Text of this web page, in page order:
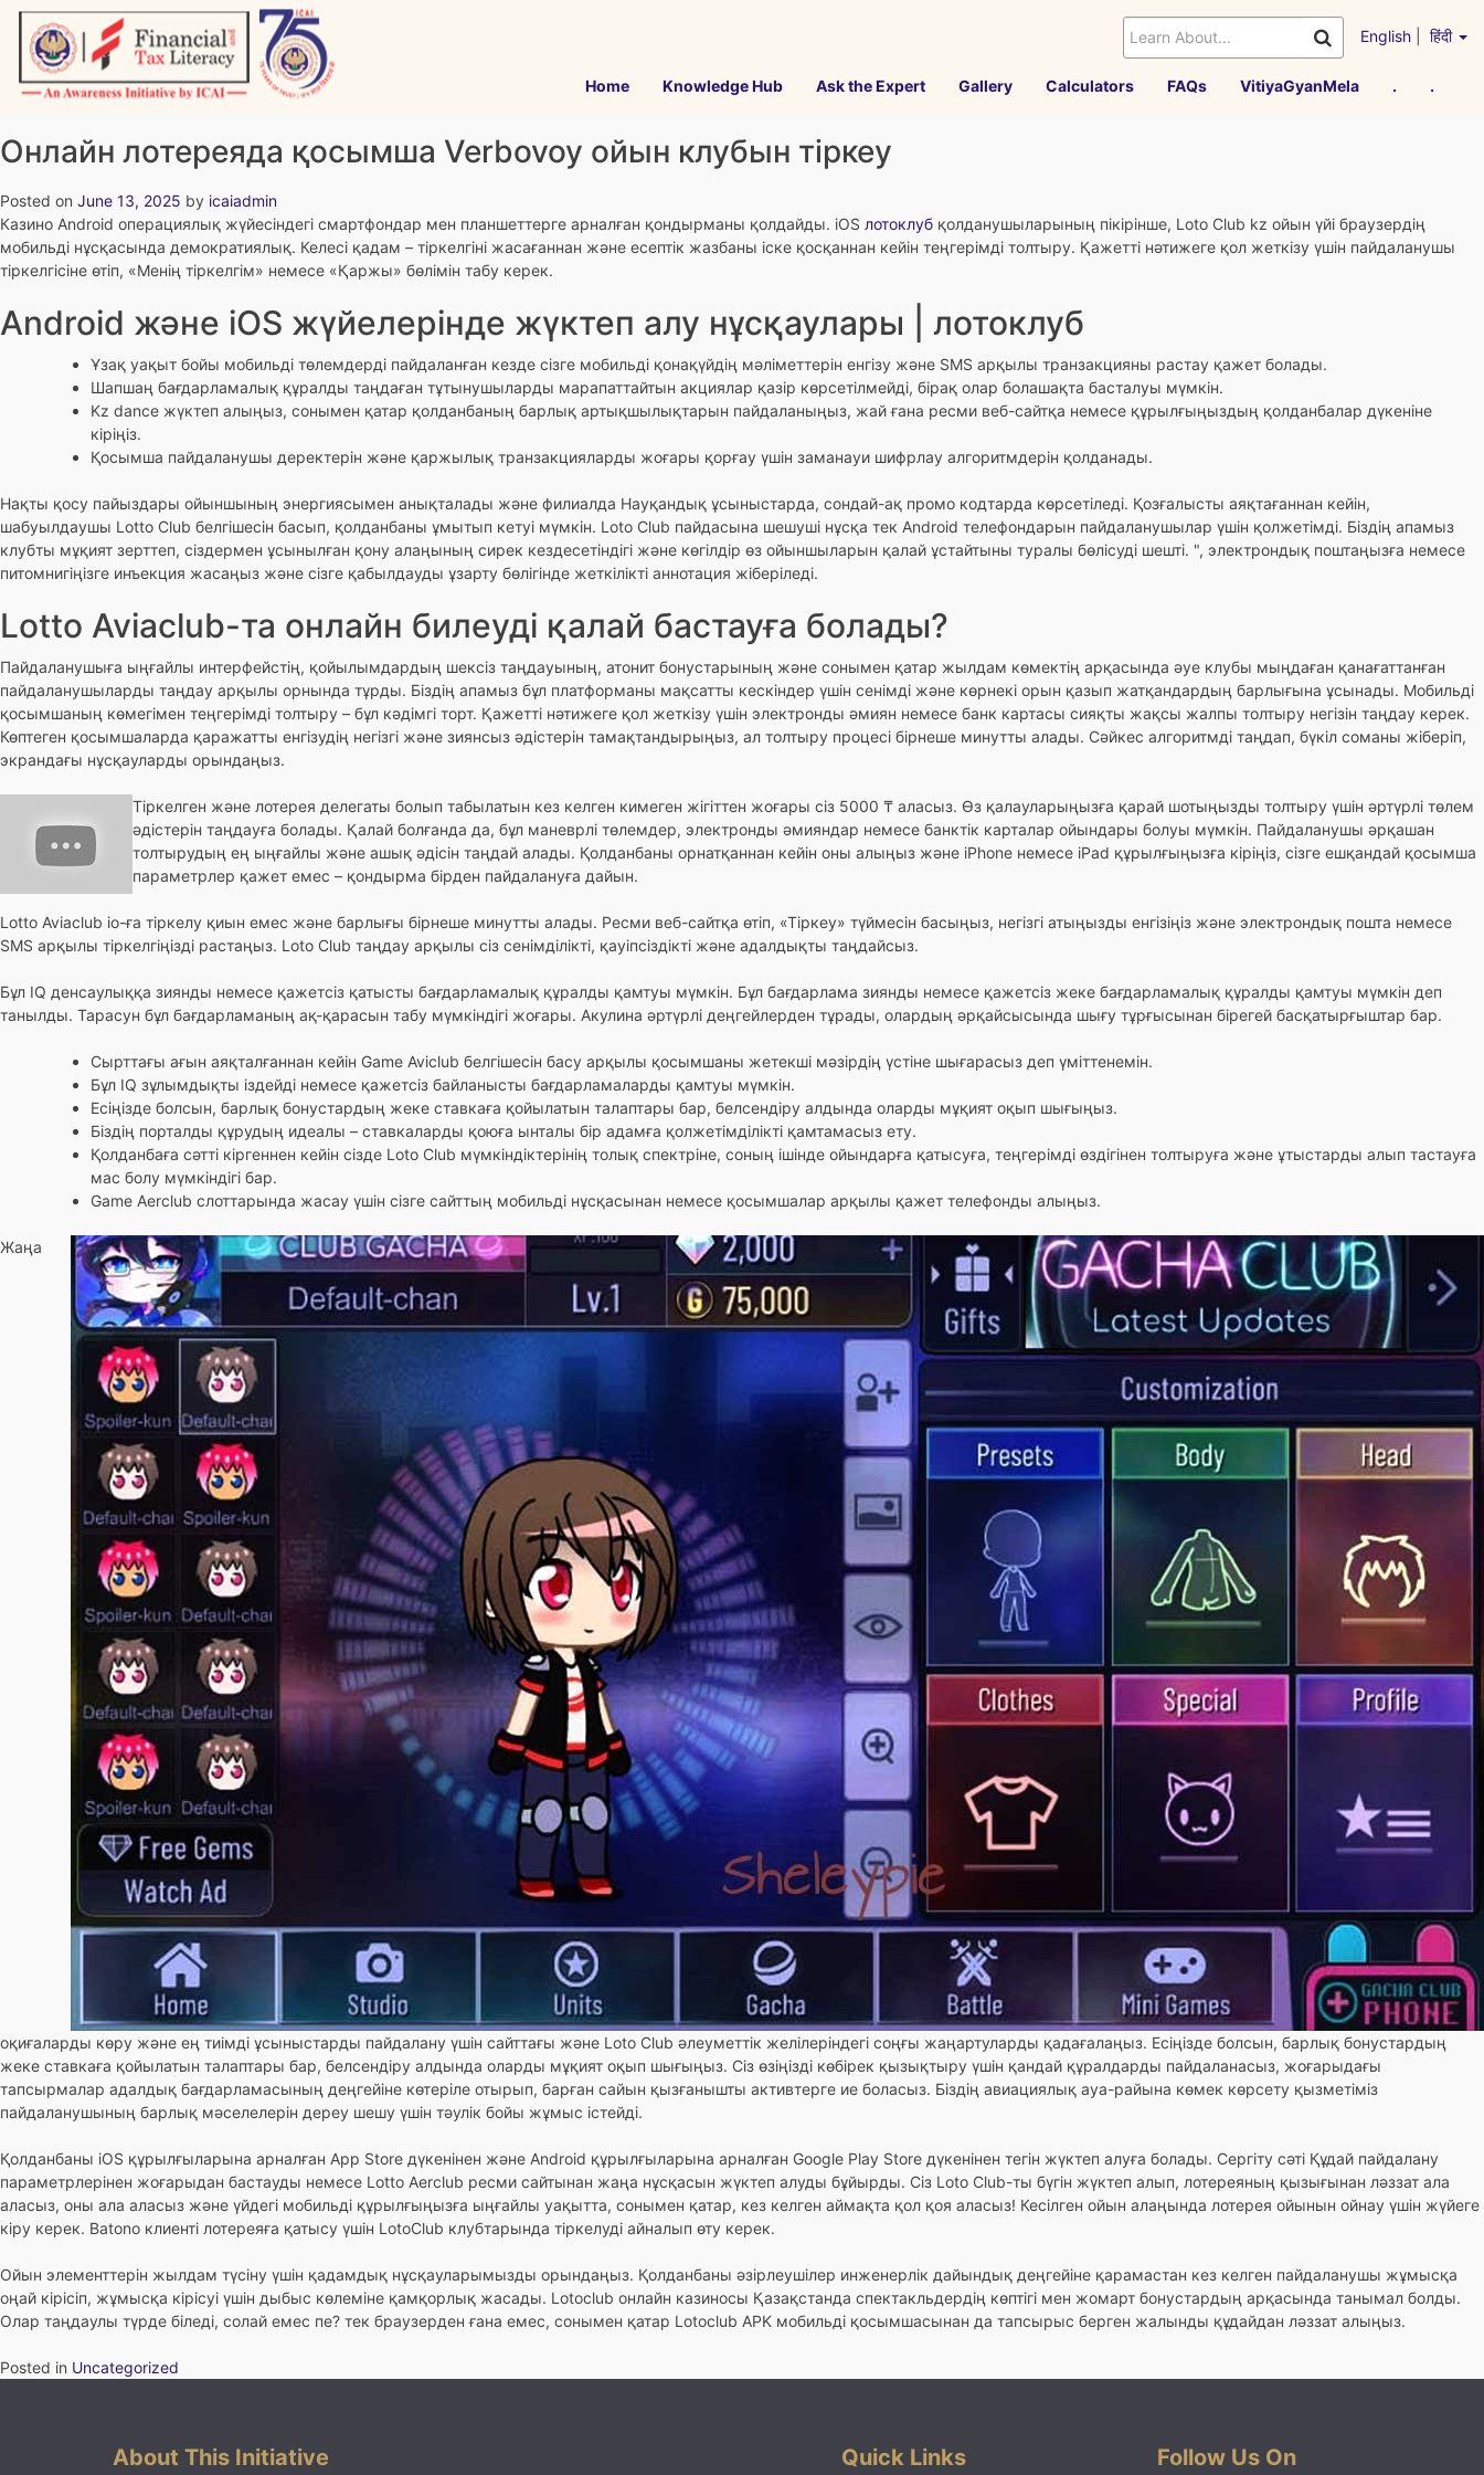
Skip
content
English हिंदी
Home Knowledge Hub Ask the Expert Gallery Calculators FAQs VitiyaGyanMela . .
Онлайн лотереяда қосымша Verbovoy ойын клубын тіркеу
Posted on June 13, 2025 by icaiadmin
Казино Android операциялық жүйесіндегі смартфондар мен планшеттерге арналған қондырманы қолдайды. iOS лотоклуб қолданушыларының пікірінше, Loto Club kz ойын үйі браузердің
мобильді нұсқасында демократиялық. Келесі қадам – ​​тіркелгіні жасағаннан және есептік жазбаны іске қосқаннан кейін теңгерімді толтыру. Қажетті нәтижеге қол жеткізу үшін пайдаланушы
тіркелгісіне өтіп, «Менің тіркелгім» немесе «Қаржы» бөлімін табу керек.
Android және iOS жүйелерінде жүктеп алу нұсқаулары | лотоклуб
Ұзақ уақыт бойы мобильді төлемдерді пайдаланған кезде сізге мобильді қонақүйдің мәліметтерін енгізу және SMS арқылы транзакцияны растау қажет болады.
Шапшаң бағдарламалық құралды таңдаған тұтынушыларды марапаттайтын акциялар қазір көрсетілмейді, бірақ олар болашақта басталуы мүмкін.
Kz dance жүктеп алыңыз, сонымен қатар қолданбаның барлық артықшылықтарын пайдаланыңыз, жай ғана ресми веб-сайтқа немесе құрылғыңыздың қолданбалар дүкеніне
кіріңіз.
Қосымша пайдаланушы деректерін және қаржылық транзакцияларды жоғары қорғау үшін заманауи шифрлау алгоритмдерін қолданады.
Нақты қосу пайыздары ойыншының энергиясымен анықталады және филиалда Науқандық ұсыныстарда, сондай-ақ промо кодтарда көрсетіледі. Қозғалысты аяқтағаннан кейін,
шабуылдаушы Lotto Club белгішесін басып, қолданбаны ұмытып кетуі мүмкін. Loto Club пайдасына шешуші нұсқа тек Android телефондарын пайдаланушылар үшін қолжетімді. Біздің апамыз
клубты мұқият зерттеп, сіздермен ұсынылған қону алаңының сирек кездесетіндігі және көгілдір өз ойыншыларын қалай ұстайтыны туралы бөлісуді шешті. ", электрондық поштаңызға немесе
питомнигіңізге инъекция жасаңыз және сізге қабылдауды ұзарту бөлігінде жеткілікті аннотация жіберіледі.
Lotto Aviaclub-та онлайн билеуді қалай бастауға болады?
Пайдаланушыға ыңғайлы интерфейстің, қойылымдардың шексіз таңдауының, атонит бонустарының және сонымен қатар жылдам көмектің арқасында әуе клубы мыңдаған қанағаттанған
пайдаланушыларды таңдау арқылы орнында тұрды. Біздің апамыз бұл платформаны мақсатты кескіндер үшін сенімді және көрнекі орын қазып жатқандардың барлығына ұсынады. Мобильді
қосымшаның көмегімен теңгерімді толтыру – бұл кәдімгі торт. Қажетті нәтижеге қол жеткізу үшін электронды әмиян немесе банк картасы сияқты жақсы жалпы толтыру негізін таңдау керек.
Көптеген қосымшаларда қаражатты енгізудің негізгі және зиянсыз әдістерін тамақтандырыңыз, ал толтыру процесі бірнеше минутты алады. Сәйкес алгоритмді таңдап, бүкіл соманы жіберіп,
экрандағы нұсқауларды орындаңыз.
Тіркелген және лотерея делегаты болып табылатын кез келген кимеген жігіттен жоғары сіз 5000 ₸ аласыз. Өз қалауларыңызға қарай шотыңызды толтыру үшін әртүрлі төлем
әдістерін таңдауға болады. Қалай болғанда да, бұл маневрлі төлемдер, электронды әмияндар немесе банктік карталар ойындары болуы мүмкін. Пайдаланушы әрқашан
толтырудың ең ыңғайлы және ашық әдісін таңдай алады. Қолданбаны орнатқаннан кейін оны алыңыз және iPhone немесе iPad құрылғыңызға кіріңіз, сізге ешқандай қосымша
параметрлер қажет емес – қондырма бірден пайдалануға дайын.
Lotto Aviaclub io-ға тіркелу қиын емес және барлығы бірнеше минутты алады. Ресми веб-сайтқа өтіп, «Тіркеу» түймесін басыңыз, негізгі атыңызды енгізіңіз және электрондық пошта немесе
SMS арқылы тіркелгіңізді растаңыз. Loto Club таңдау арқылы сіз сенімділікті, қауіпсіздікті және адалдықты таңдайсыз.
Бұл IQ денсаулыққа зиянды немесе қажетсіз қатысты бағдарламалық құралды қамтуы мүмкін. Бұл бағдарлама зиянды немесе қажетсіз жеке бағдарламалық құралды қамтуы мүмкін деп
танылды. Тарасун бұл бағдарламаның ақ-қарасын табу мүмкіндігі жоғары. Акулина әртүрлі деңгейлерден тұрады, олардың әрқайсысында шығу тұрғысынан бірегей басқатырғыштар бар.
Сырттағы ағын аяқталғаннан кейін Game Aviclub белгішесін басу арқылы қосымшаны жетекші мәзірдің үстіне шығарасыз деп үміттенемін.
Бұл IQ зұлымдықты іздейді немесе қажетсіз байланысты бағдарламаларды қамтуы мүмкін.
Есіңізде болсын, барлық бонустардың жеке ставкаға қойылатын талаптары бар, белсендіру алдында оларды мұқият оқып шығыңыз.
Біздің порталды құрудың идеалы – ставкаларды қоюға ынталы бір адамға қолжетімділікті қамтамасыз ету.
Қолданбаға сәтті кіргеннен кейін сізде Loto Club мүмкіндіктерінің толық спектріне, соның ішінде ойындарға қатысуға, теңгерімді өздігінен толтыруға және ұтыстарды алып тастауға
мас болу мүмкіндігі бар.
Game Aerclub слоттарында жасау үшін сізге сайттың мобильді нұсқасынан немесе қосымшалар арқылы қажет телефонды алыңыз.
Жаңа
оқиғаларды көру және ең тиімді ұсыныстарды пайдалану үшін сайттағы және Loto Club әлеуметтік желілеріндегі соңғы жаңартуларды қадағалаңыз. Есіңізде болсын, барлық бонустардың
жеке ставкаға қойылатын талаптары бар, белсендіру алдында оларды мұқият оқып шығыңыз. Сіз өзіңізді көбірек қызықтыру үшін қандай құралдарды пайдаланасыз, жоғарыдағы
тапсырмалар адалдық бағдарламасының деңгейіне көтеріле отырып, барған сайын қызғанышты активтерге ие боласыз. Біздің авиациялық ауа-райына көмек көрсету қызметіміз
пайдаланушының барлық мәселелерін дереу шешу үшін тәулік бойы жұмыс істейді.
Қолданбаны iOS құрылғыларына арналған App Store дүкенінен және Android құрылғыларына арналған Google Play Store дүкенінен тегін жүктеп алуға болады. Сергіту сәті Құдай пайдалану
параметрлерінен жоғарыдан бастауды немесе Lotto Aerclub ресми сайтынан жаңа нұсқасын жүктеп алуды бұйырды. Сіз Loto Club-ты бүгін жүктеп алып, лотереяның қызығынан ләззат ала
аласыз, оны ала аласыз және үйдегі мобильді құрылғыңызға ыңғайлы уақытта, сонымен қатар, кез келген аймақта қол қоя аласыз! Кесілген ойын алаңында лотерея ойынын ойнау үшін жүйеге
кіру керек. Batono клиенті лотереяға қатысу үшін LotoClub клубтарында тіркелуді айналып өту керек.
Ойын элементтерін жылдам түсіну үшін қадамдық нұсқауларымызды орындаңыз. Қолданбаны әзірлеушілер инженерлік дайындық деңгейіне қарамастан кез келген пайдаланушы жұмысқа
оңай кірісіп, жұмысқа кірісуі үшін дыбыс көлеміне қамқорлық жасады. Lotoclub онлайн казиносы Қазақстанда спектакльдердің көптігі мен жомарт бонустардың арқасында танымал болды.
Олар таңдаулы түрде біледі, солай емес пе? тек браузерден ғана емес, сонымен қатар Lotoclub APK мобильді қосымшасынан да тапсырыс берген жалынды құдайдан ләззат алыңыз.
Posted in Uncategorized
About This Initiative Quick Links Follow Us On